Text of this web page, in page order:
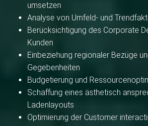
umsetzen
Analyse von Umfeld- und
Berücksichtigung des Corporate
Kunden
Einbeziehung regionaler Bezüge
Gegebenheiten
Budgetierung und
Schaffung eines ästhetisch
Ladenlayouts
Optimierung der Customer